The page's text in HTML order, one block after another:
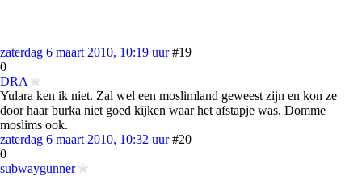
zaterdag 6 maart 2010, 10:19 uur #19
0
DRA
Yulara ken ik niet. Zal wel een moslimland geweest zijn en kon ze
door haar burka niet goed kijken waar het afstapje was. Domme
moslims ook.
zaterdag 6 maart 2010, 10:32 uur #20
0
subwaygunner